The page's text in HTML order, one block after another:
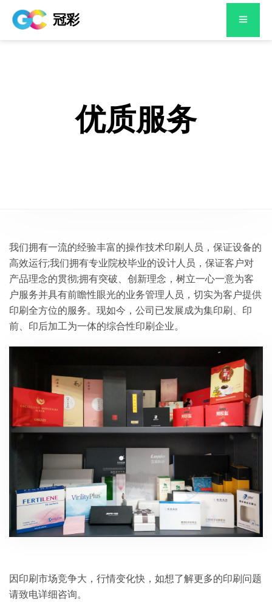
冠彩
优质服务
我们拥有一流的经验丰富的操作技术印刷人员，保证设备的
高效运行;我们拥有专业院校毕业的设计人员，保证客户对
产品理念的贯彻;拥有突破、创新理念，树立一心一意为客
户服务并具有前瞻性眼光的业务管理人员，切实为客户提供
印刷全方位的服务。现如今，公司已发展成为集印刷、印
前、印后加工为一体的综合性印刷企业。
因印刷市场竞争大，行情变化快，如想了解更多的印刷问题
请致电详细咨询。